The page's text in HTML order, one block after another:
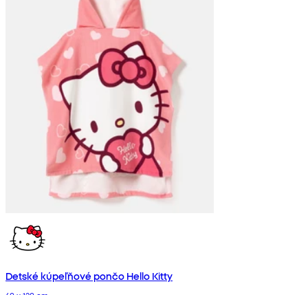
Detské kúpeľňové pončo Hello Kitty